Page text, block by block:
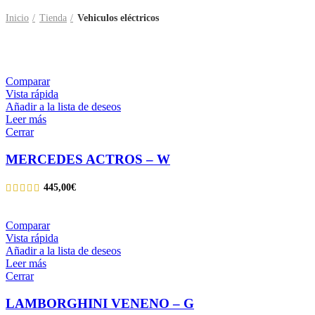
Inicio Tienda Vehiculos eléctricos
Comparar
Vista rápida
Añadir a la lista de deseos
Leer más
Cerrar
MERCEDES ACTROS – W
445,00€
Comparar
Vista rápida
Añadir a la lista de deseos
Leer más
Cerrar
LAMBORGHINI VENENO – G